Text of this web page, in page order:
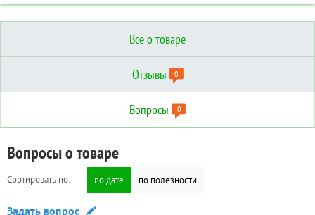
Все о товаре
Отзывы 0
Вопросы 0
Технические характеристики
Дополнительные
Отзывы о товаре
Сортировать по: по дате по полезности
Написать отзыв
Вопросы о товаре
Сортировать по: по дате по полезности
Задать вопрос